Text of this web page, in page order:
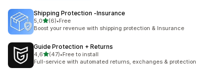
Shipping Protection ‑Insurance
5,0de 5 estrelas
(6)
6 total de avaliações
•Free
Boost your revenue with shipping protection & Insurance
Guide Protection + Returns
4,6de 5 estrelas
(47)
47 total de avaliações
•Free to install
Full-service with automated returns, exchanges & protection